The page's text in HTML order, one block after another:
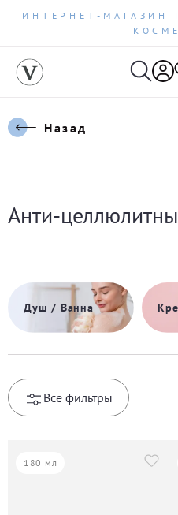
ИНТЕРНЕТ-МАГАЗИН
Назад
Анти-
Душ / Ванна
Все фильтры
180 мл